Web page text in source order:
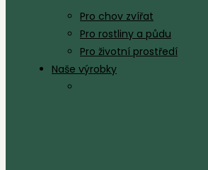
Pro chov zvířat
Pro rostliny a půdu
Pro životní prostředí
Naše výrobky